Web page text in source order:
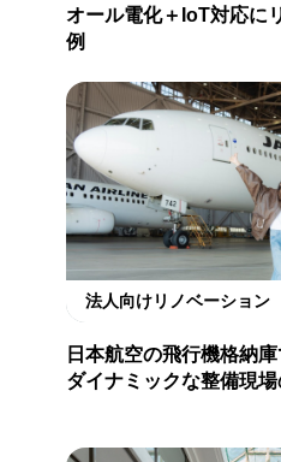
オール電化＋IoT対応に
例
法人向けリノベーション
日本航空の飛行機格納
ダイナミックな整備現